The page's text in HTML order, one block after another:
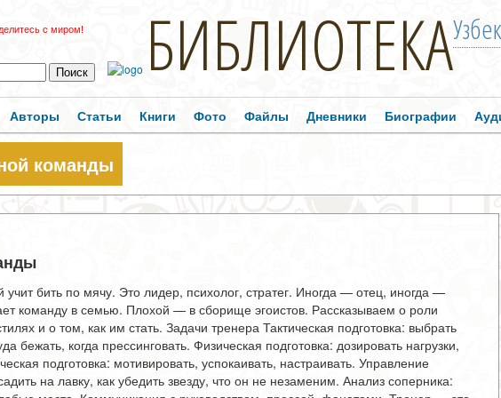
делитесь с миром! БИБЛИОТЕКА
Авторы Статьи Книги Фото Файлы Дневники Биографии
команды
бить по мячу. Это лидер, психолог, стратег. Иногда — отец, иногда —
команду в семью. Плохой — в сборище эгоистов. Рассказываем о роли
и о том, как им стать. Задачи тренера Тактическая подготовка: выбрать
бежать, когда прессинговать. Физическая подготовка: дозировать нагрузки,
подготовка: мотивировать, успокаивать, настраивать. Управление
на лавку, как убедить звезду, что он не незаменим. Анализ соперника: